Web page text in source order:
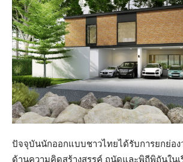
ปัจจุบันนักออกแบบชาวไทยได้รับการยกย่อง
ด้านความคิดสร้างสรรค์ ถนัดและพิถีพิถันในเ